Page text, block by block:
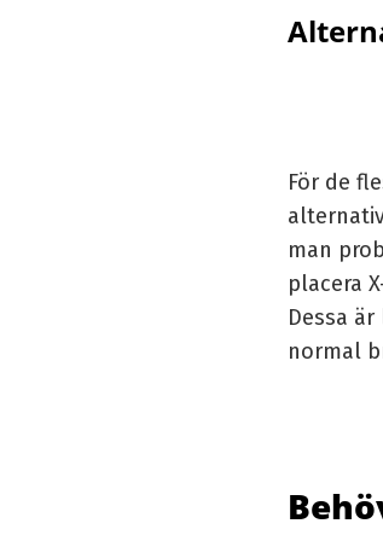
För de
man
placera
Dessa
normal